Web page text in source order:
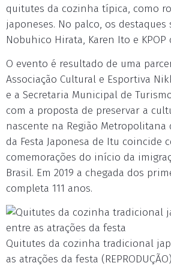
quitutes da cozinha típica, como
japoneses. No palco, os destaques
Nobuhico Hirata, Karen Ito e KPOP
O evento é resultado de uma
Associação Cultural e Esportiva
e a Secretaria Municipal de
com a proposta de preservar a
nascente na Região Metropolitana
da Festa Japonesa de Itu coincide
comemorações do início da
Brasil. Em 2019 a chegada dos
completa 111 anos.
Quitutes da cozinha tradicional
as atrações da festa (REPRODUÇÃO)